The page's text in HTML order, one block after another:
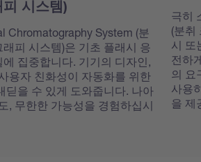
시스템)
Chromatography System (분
피 시스템)은 기초 플래시 응
집중합니다. 기기의 디자인,
용자 친화성이 자동화를 위한
딛을 수 있게 도와줍니다. 나아
, 무한한 가능성을 경험하십시
극히
(분취
시 또
전하
의 요
사용
을 제